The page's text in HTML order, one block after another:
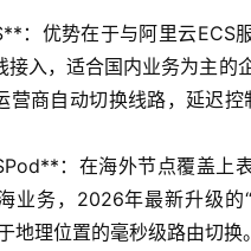
：优势在于与阿里云ECS
接入，适合国内业务为主的
营商自动切换线路，延迟控
：在海外节点覆盖上
业务，2026年最新升级的
地理位置的毫秒级路由切换。